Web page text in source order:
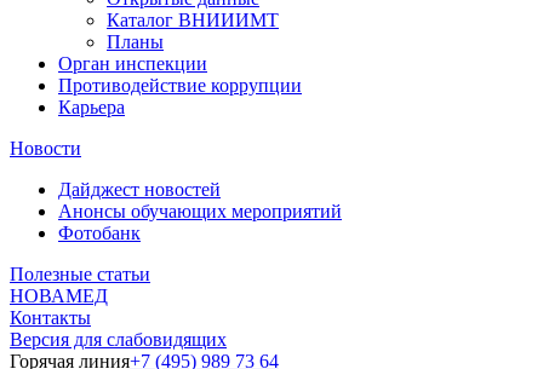
Каталог ВНИИИМТ
Планы
Орган инспекции
Противодействие коррупции
Карьера
Новости
Дайджест новостей
Анонсы обучающих мероприятий
Фотобанк
Полезные статьи
НОВАМЕД
Контакты
Версия для слабовидящих
Горячая линия+7 (495) 989 73 64